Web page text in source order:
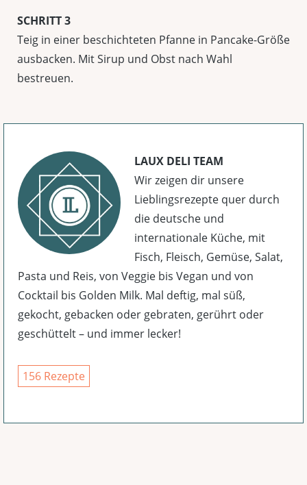
SCHRITT 3
Teig in einer beschichteten Pfanne in Pancake-Größe
ausbacken. Mit Sirup und Obst nach Wahl
bestreuen.
LAUX DELI TEAM
Wir zeigen dir unsere
Lieblingsrezepte quer durch
die deutsche und
internationale Küche, mit
Fisch, Fleisch, Gemüse, Salat,
Pasta und Reis, von Veggie bis Vegan und von
Cocktail bis Golden Milk. Mal deftig, mal süß,
gekocht, gebacken oder gebraten, gerührt oder
geschüttelt – und immer lecker!
156 Rezepte